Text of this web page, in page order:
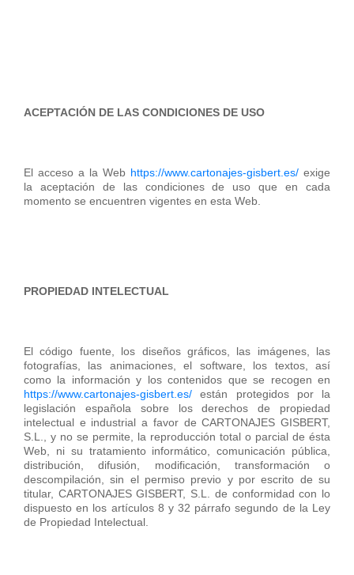
ACEPTACIÓN DE LAS CONDICIONES DE USO
El acceso a la Web https://www.cartonajes-gisbert.es/ exige
la aceptación de las condiciones de uso que en cada
momento se encuentren vigentes en esta Web.
PROPIEDAD INTELECTUAL
El código fuente, los diseños gráficos, las imágenes, las
fotografías, las animaciones, el software, los textos, así
como la información y los contenidos que se recogen en
https://www.cartonajes-gisbert.es/ están protegidos por la
legislación española sobre los derechos de propiedad
intelectual e industrial a favor de CARTONAJES GISBERT,
S.L., y no se permite, la reproducción total o parcial de ésta
Web, ni su tratamiento informático, comunicación pública,
distribución, difusión, modificación, transformación o
descompilación, sin el permiso previo y por escrito de su
titular, CARTONAJES GISBERT, S.L. de conformidad con lo
dispuesto en los artículos 8 y 32 párrafo segundo de la Ley
de Propiedad Intelectual.